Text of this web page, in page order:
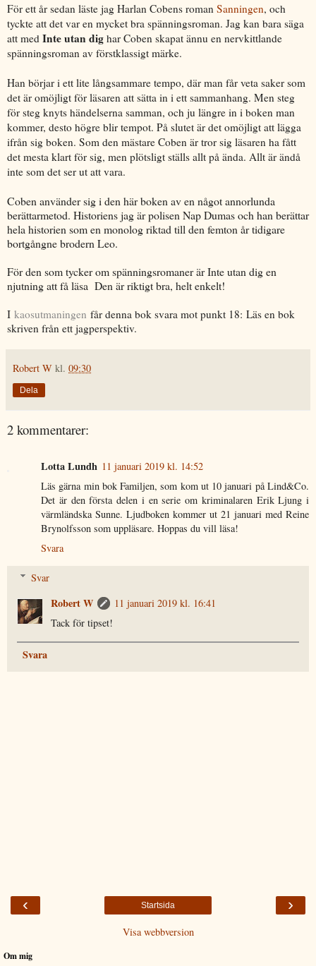
För ett år sedan läste jag Harlan Cobens roman Sanningen, och
tyckte att det var en mycket bra spänningsroman. Jag kan bara säga
att med Inte utan dig har Coben skapat ännu en nervkittlande
spänningsroman av förstklassigt märke.
Han börjar i ett lite långsammare tempo, där man får veta saker som
det är omöjligt för läsaren att sätta in i ett sammanhang. Men steg
för steg knyts händelserna samman, och ju längre in i boken man
kommer, desto högre blir tempot. På slutet är det omöjligt att lägga
ifrån sig boken. Som den mästare Coben är tror sig läsaren ha fått
det mesta klart för sig, men plötsligt ställs allt på ända. Allt är ändå
inte som det ser ut att vara.
Coben använder sig i den här boken av en något annorlunda
berättarmetod. Historiens jag är polisen Nap Dumas och han berättar
hela historien som en monolog riktad till den femton år tidigare
bortgångne brodern Leo.
För den som tycker om spänningsromaner är Inte utan dig en
njutning att få läsa Den är riktigt bra, helt enkelt!
I kaosutmaningen får denna bok svara mot punkt 18: Läs en bok
skriven från ett jagperspektiv.
Robert W kl. 09:30
Dela
2 kommentarer:
Lotta Lundh 11 januari 2019 kl. 14:52
Läs gärna min bok Familjen, som kom ut 10 januari på Lind&Co.
Det är den första delen i en serie om kriminalaren Erik Ljung i
värmländska Sunne. Ljudboken kommer ut 21 januari med Reine
Brynolfsson som uppläsare. Hoppas du vill läsa!
Svara
Svar
Robert W
11 januari 2019 kl. 16:41
Tack för tipset!
Svara
‹ ›
Startsida
Visa webbversion
Om mig